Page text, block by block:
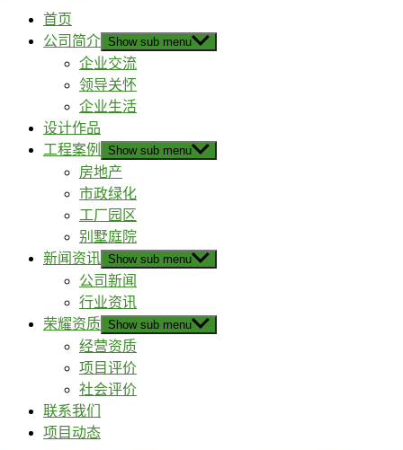
首页
公司简介 Show sub menu
企业交流
领导关怀
企业生活
设计作品
工程案例
Show sub menu
房地产
市政绿化
工厂园区
别墅庭院
新闻资讯 Show sub menu
公司新闻
行业资讯
荣耀资质 Show sub menu
经营资质
项目评价
社会评价
联系我们
项目动态